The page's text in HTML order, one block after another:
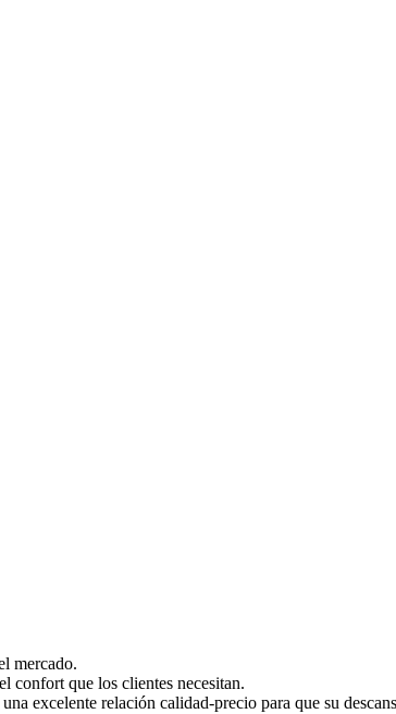
mercado.
confort que los clientes necesitan.
excelente relación calidad-precio para que su